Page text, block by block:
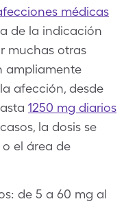
médicas
de la indicación
muchas otras
ampliamente
afección, desde
1250 mg diarios
la dosis se
el área de
de 5 a 60 mg al